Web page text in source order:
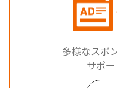
多様なスポ
サポー